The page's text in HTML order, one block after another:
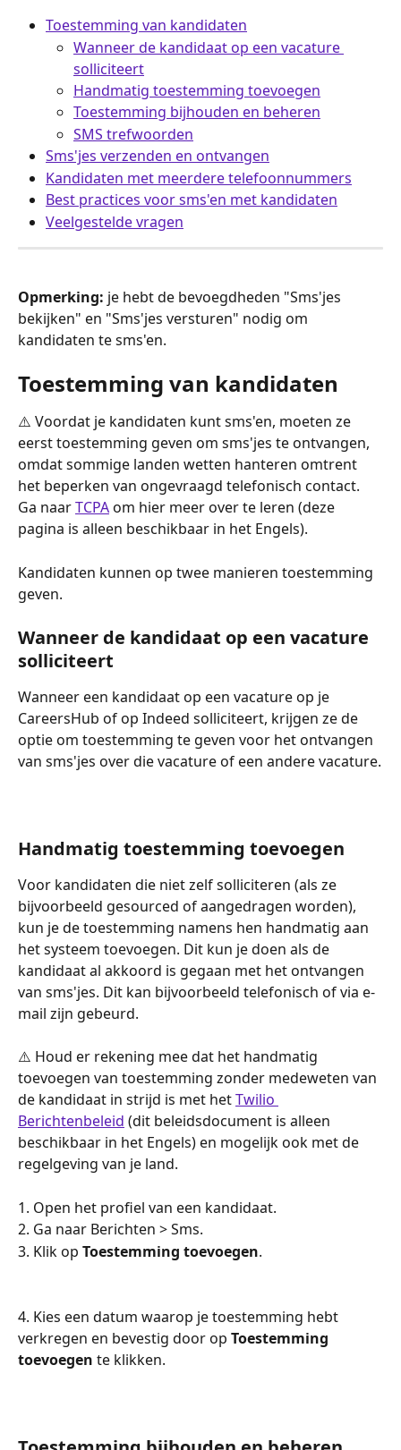
Toestemming van kandidaten
Wanneer de kandidaat op een vacature
solliciteert
Handmatig toestemming toevoegen
Toestemming bijhouden en beheren
SMS trefwoorden
Sms'jes verzenden en ontvangen
Kandidaten met meerdere telefoonnummers
Best practices voor sms'en met kandidaten
Veelgestelde vragen
Opmerking: je hebt de bevoegdheden "Sms'jes
bekijken" en "Sms'jes versturen" nodig om
kandidaten te sms'en.
Toestemming van kandidaten
⚠️ Voordat je kandidaten kunt sms'en, moeten ze
eerst toestemming geven om sms'jes te ontvangen,
omdat sommige landen wetten hanteren omtrent
het beperken van ongevraagd telefonisch contact.
Ga naar TCPA om hier meer over te leren (deze
pagina is alleen beschikbaar in het Engels).
Kandidaten kunnen op twee manieren toestemming
geven.
Wanneer de kandidaat op een vacature
solliciteert
Wanneer een kandidaat op een vacature op je
CareersHub of op Indeed solliciteert, krijgen ze de
optie om toestemming te geven voor het ontvangen
van sms'jes over die vacature of een andere vacature.
Handmatig toestemming toevoegen
Voor kandidaten die niet zelf solliciteren (als ze
bijvoorbeeld gesourced of aangedragen worden),
kun je de toestemming namens hen handmatig aan
het systeem toevoegen. Dit kun je doen als de
kandidaat al akkoord is gegaan met het ontvangen
van sms'jes. Dit kan bijvoorbeeld telefonisch of via e-
mail zijn gebeurd.
⚠️ Houd er rekening mee dat het handmatig
toevoegen van toestemming zonder medeweten van
de kandidaat in strijd is met het Twilio
Berichtenbeleid (dit beleidsdocument is alleen
beschikbaar in het Engels) en mogelijk ook met de
regelgeving van je land.
1. Open het profiel van een kandidaat.
2. Ga naar Berichten > Sms.
3. Klik op Toestemming toevoegen.
4. Kies een datum waarop je toestemming hebt
verkregen en bevestig door op Toestemming
toevoegen te klikken.